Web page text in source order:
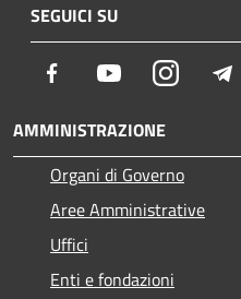
SEGUICI SU
Facebook YoutubeInstagram
AMMINISTRAZIONE
Organi di Governo
Aree Amministrative
Uffici
Enti e fondazioni